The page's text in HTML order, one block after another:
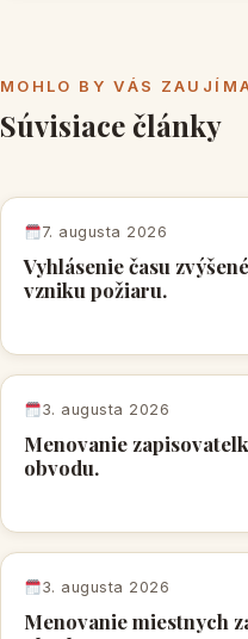
MOHLO BY VÁS
Súvisiace články
7. augusta 2026
Vyhlásenie času
vzniku požiaru.
3. augusta 2026
Menovanie
obvodu.
3. augusta 2026
Menovanie miestnych